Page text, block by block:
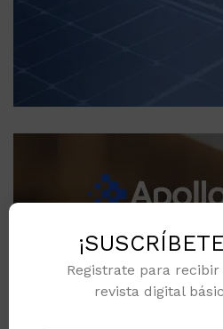
Registrate para recibir
revista digital